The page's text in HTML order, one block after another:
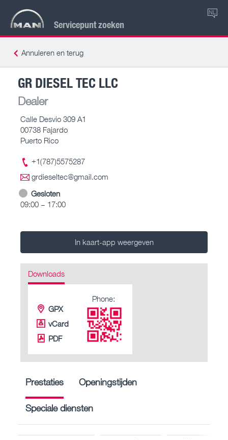
Servicepunt zoeken
NL
Annuleren en terug
GR DIESEL TEC LLC
Dealer
Calle Desvio 309 A1
00738 Fajardo
Puerto Rico
+1(787)5575287
grdieseltec@gmail.com
Gesloten
09:00 – 17:00
In kaart-app weergeven
Downloads
GPX
vCard
PDF
Phone:
Prestaties Openingstijden
Speciale diensten